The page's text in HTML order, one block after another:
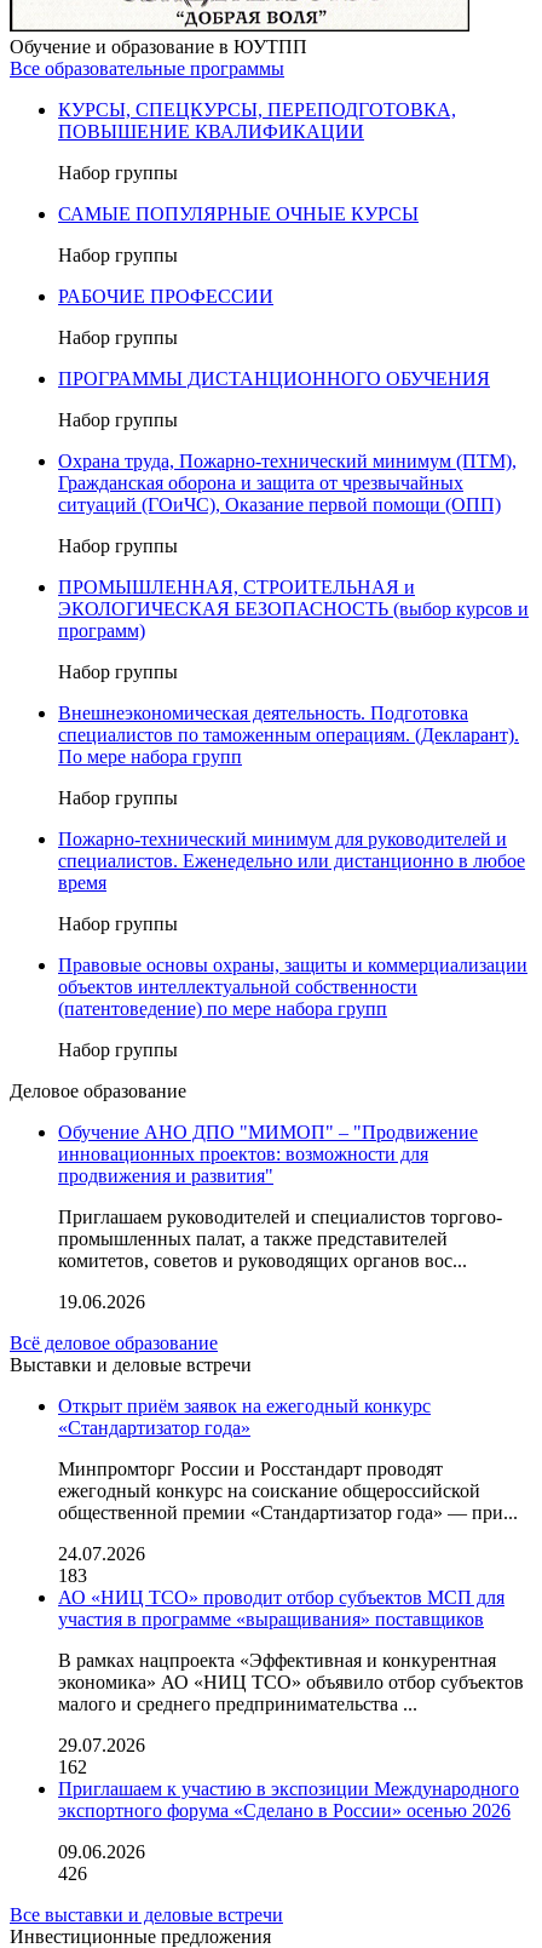
Обучение и образование в ЮУТПП
Все образовательные программы
КУРСЫ, СПЕЦКУРСЫ, ПЕРЕПОДГОТОВКА,
ПОВЫШЕНИЕ КВАЛИФИКАЦИИ
Набор группы
САМЫЕ ПОПУЛЯРНЫЕ ОЧНЫЕ КУРСЫ
Набор группы
РАБОЧИЕ ПРОФЕССИИ
Набор группы
ПРОГРАММЫ ДИСТАНЦИОННОГО ОБУЧЕНИЯ
Набор группы
Охрана труда, Пожарно-технический минимум (ПТМ),
Гражданская оборона и защита от чрезвычайных
ситуаций (ГОиЧС), Оказание первой помощи (ОПП)
Набор группы
ПРОМЫШЛЕННАЯ, СТРОИТЕЛЬНАЯ и
ЭКОЛОГИЧЕСКАЯ БЕЗОПАСНОСТЬ (выбор курсов и
программ)
Набор группы
Внешнеэкономическая деятельность. Подготовка
специалистов по таможенным операциям. (Декларант).
По мере набора групп
Набор группы
Пожарно-технический минимум для руководителей и
специалистов. Еженедельно или дистанционно в любое
время
Набор группы
Правовые основы охраны, защиты и коммерциализации
объектов интеллектуальной собственности
(патентоведение) по мере набора групп
Набор группы
Деловое образование
Обучение АНО ДПО "МИМОП" – "Продвижение
инновационных проектов: возможности для
продвижения и развития"
Приглашаем руководителей и специалистов торгово-
промышленных палат, а также представителей
комитетов, советов и руководящих органов вос...
19.06.2026
Всё деловое образование
Выставки и деловые встречи
Открыт приём заявок на ежегодный конкурс
«Стандартизатор года»
Минпромторг России и Росстандарт проводят
ежегодный конкурс на соискание общероссийской
общественной премии «Стандартизатор года» — при...
24.07.2026
183
АО «НИЦ ТСО» проводит отбор субъектов МСП для
участия в программе «выращивания» поставщиков
В рамках нацпроекта «Эффективная и конкурентная
экономика» АО «НИЦ ТСО» объявило отбор субъектов
малого и среднего предпринимательства ...
29.07.2026
162
Приглашаем к участию в экспозиции Международного
экспортного форума «Сделано в России» осенью 2026
09.06.2026
426
Все выставки и деловые встречи
Инвестиционные предложения